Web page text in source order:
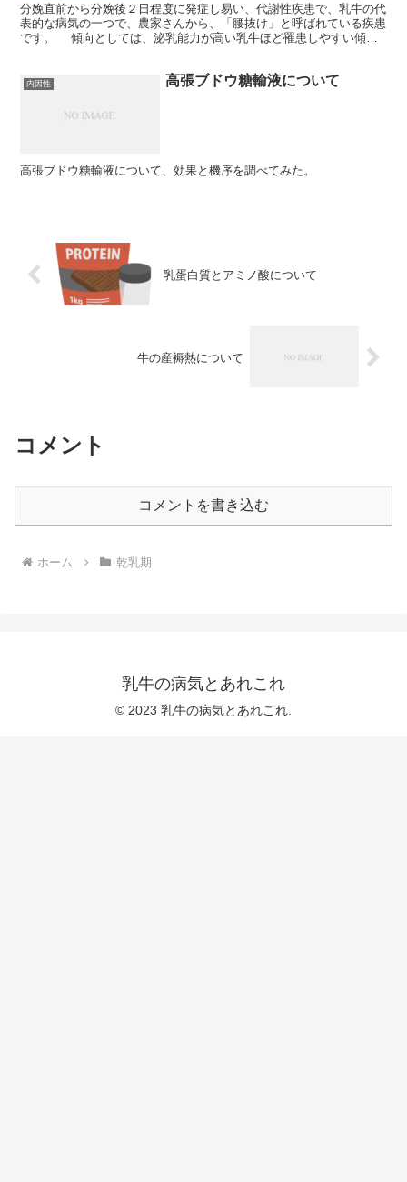
分娩直前から分娩後２日程度に発症し易い、代謝性疾患で、乳牛の代
表的な病気の一つで、農家さんから、「腰抜け」と呼ばれている疾患
です。 傾向としては、泌乳能力が高い乳牛ほど罹患しやすい傾向
内因性 高張ブドウ糖輸液について
高張ブドウ糖輸液について、効果と機序を調べてみた。
乳蛋白質とアミノ酸について
牛の産褥熱について
コメント
コメントを書き込む
ホーム 乾乳期
乳牛の病気とあれこれ
© 2023 乳牛の病気とあれこれ.